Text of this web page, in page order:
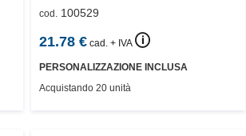
cod. 100529
21.78 € cad. + IVA 🛈
PERSONALIZZAZIONE INCLUSA
Acquistando 20 unità